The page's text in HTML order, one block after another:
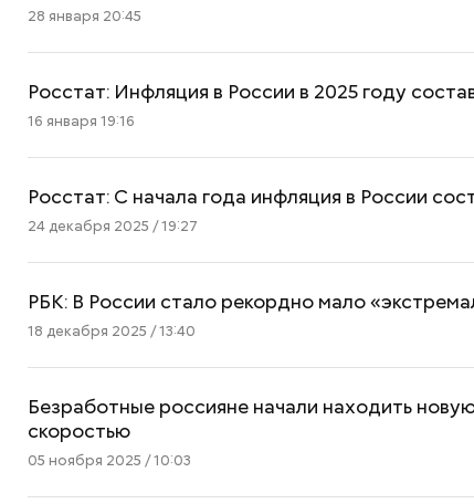
28 января 20:45
Росстат: Инфляция в России в 2025 году
16 января 19:16
Росстат: С начала года инфляция в России
24 декабря 2025 / 19:27
РБК: В России стало рекордно мало
18 декабря 2025 / 13:40
Безработные россияне начали находить
скоростью
05 ноября 2025 / 10:03